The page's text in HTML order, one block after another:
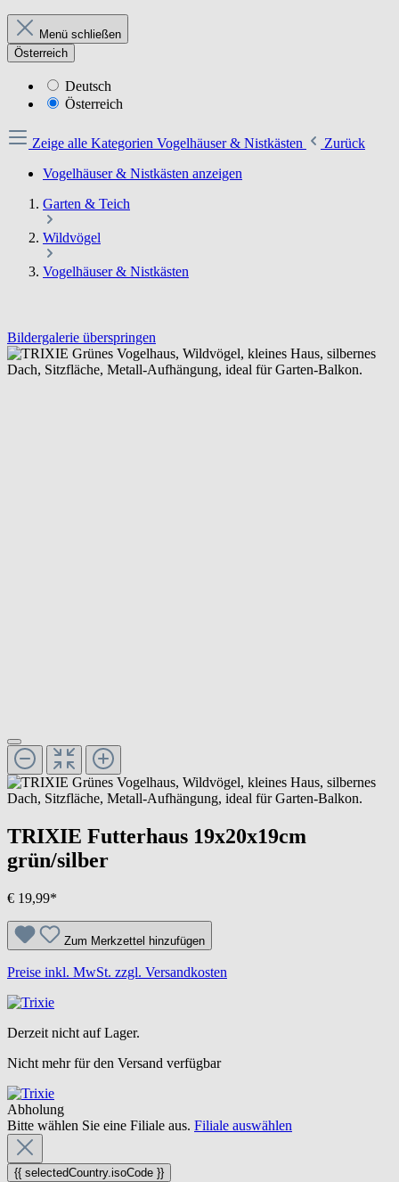
Menü schließen
Österreich
Deutsch
Österreich
Zeige alle Kategorien Vogelhäuser & Nistkästen
Zurück
Vogelhäuser & Nistkästen anzeigen
Garten & Teich
Wildvögel
Vogelhäuser & Nistkästen
Bildergalerie überspringen
TRIXIE Futterhaus 19x20x19cm
grün/silber
€ 19,99*
Zum Merkzettel hinzufügen
Preise inkl. MwSt. zzgl. Versandkosten
Derzeit nicht auf Lager.
Nicht mehr für den Versand verfügbar
Abholung
Bitte wählen Sie eine Filiale aus. Filiale auswählen
{{ selectedCountry.isoCode }}